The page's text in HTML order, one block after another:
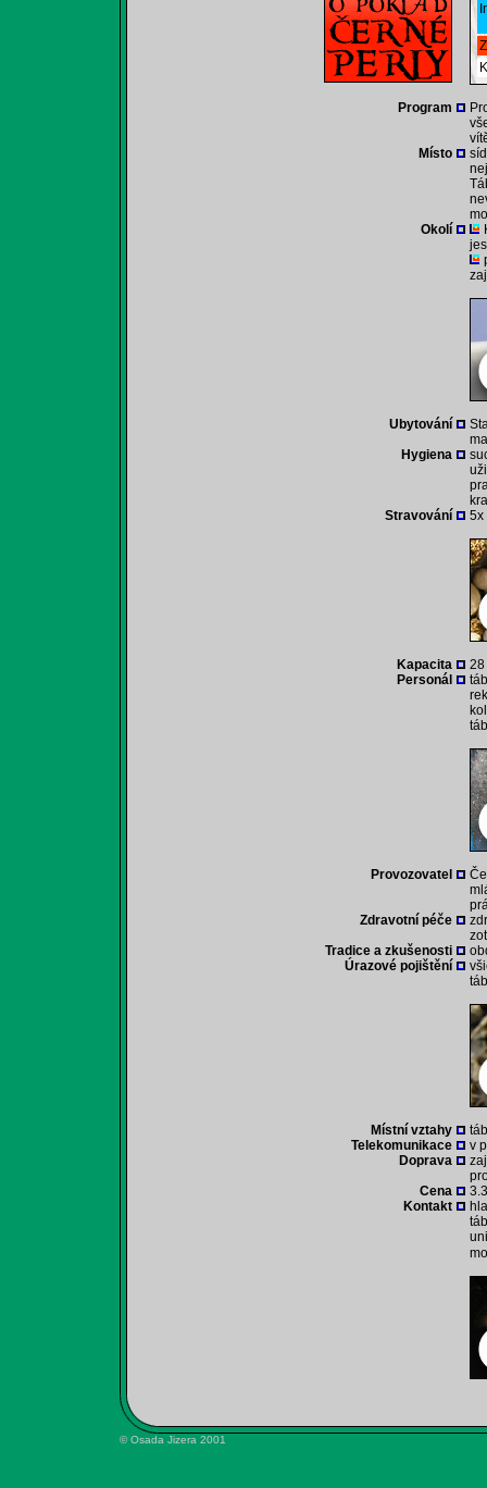
Program
Místo
Okolí
Ubytování
Hygiena
Stravování
5x
Kapacita
28
Personál
Provozovatel
Zdravotní péče
Tradice a zkušenosti
Úrazové pojištění
Místní vztahy
Telekomunikace
v
Doprava
Cena
Kontakt
© Osada Jizera 2001